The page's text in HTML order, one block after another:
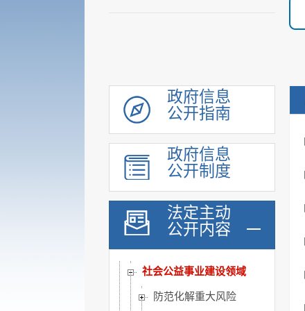
政府信息
公开指南
政府信息
公开制度
法定主动
公开内容
规划计划
统计信息
财政信息
政府采购
行政权力
公共服务
重点领域
公共资源配置
社会公益事业建设领域
防范化解重大风险